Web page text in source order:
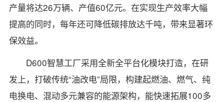
产量将达26万辆、产值60亿元。在实现生产效率大幅
提高的同时，每年还可降低碳排放达千吨，带来显著环
保效益。
D600智慧工厂采用全新全平台化模块打造，在研
发上，打破传统“油改电”局限，构建起燃油、燃气、纯
电换电、混动多元兼容的能源架构，能快速拓展100多